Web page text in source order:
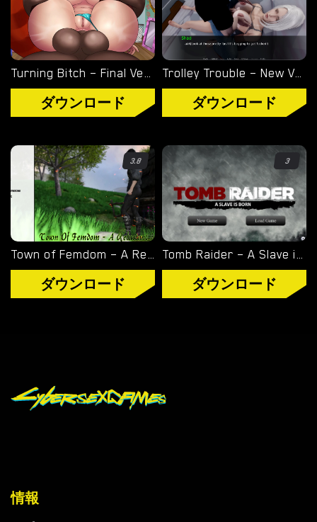
Turning Bitch – Final Version (Full Game) [NowaJoestar]
ダウンロード
Trolley Trouble – New Version 0.19.0 [NTRaction]
ダウンロード
3.8
Town of Femdom – A Reluctant Hero – New Version 0.34 [jinjonkun]
ダウンロード
3
Tomb Raider – A Slave is Born – Version 1.2 [Junkymana]
ダウンロード
情報